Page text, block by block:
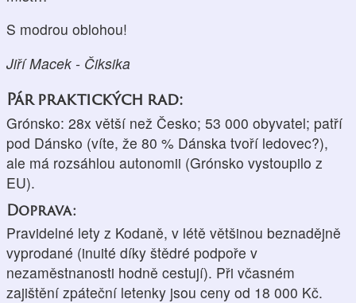
S modrou oblohou!
Jiří Macek - Čiksika
Pár praktických rad:
Grónsko: 28x větší než Česko; 53 000 obyvatel; patří
pod Dánsko (víte, že 80 % Dánska tvoří ledovec?),
ale má rozsáhlou autonomii (Grónsko vystoupilo z
EU).
Doprava:
Pravidelné lety z Kodaně, v létě většinou beznadějně
vyprodané (inuité díky štědré podpoře v
nezaměstnanosti hodně cestují). Při včasném
zajištění zpáteční letenky jsou ceny od 18 000 Kč.